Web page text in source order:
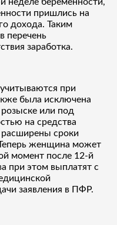
пришлись на
дохода. Таким
перечень
заработка.
при
была исключена
или под
на средства
сроки
женщина может
момент после 12-й
при этом выплатят с
заявления в ПФР.